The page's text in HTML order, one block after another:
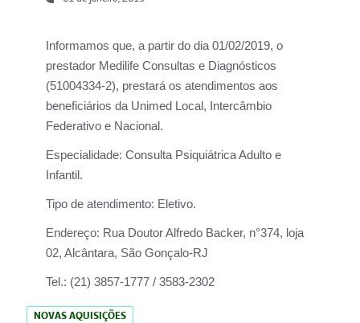
Informamos que, a partir do dia 01/02/2019, o
prestador Medilife Consultas e Diagnósticos
(51004334-2), prestará os atendimentos aos
beneficiários da Unimed Local, Intercâmbio
Federativo e Nacional.
Especialidade: Consulta Psiquiátrica Adulto e
Infantil.
Tipo de atendimento: Eletivo.
Endereço: Rua Doutor Alfredo Backer, n°374, loja
02, Alcântara, São Gonçalo-RJ
Tel.: (21) 3857-1777 / 3583-2302
NOVAS AQUISIÇÕES